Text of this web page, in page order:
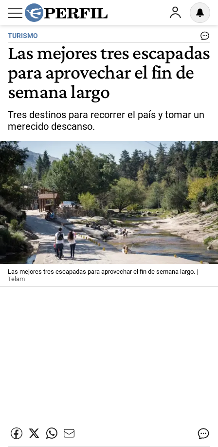
TURISMO
Las mejores tres escapadas
para aprovechar el fin de
semana largo
Tres destinos para recorrer el país y tomar un
merecido descanso.
Las mejores tres escapadas para aprovechar el fin de semana largo. |
Telam